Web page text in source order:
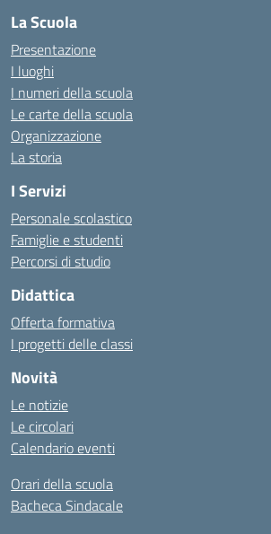
La Scuola
Presentazione
I luoghi
I numeri della scuola
Le carte della scuola
Organizzazione
La storia
I Servizi
Personale scolastico
Famiglie e studenti
Percorsi di studio
Didattica
Offerta formativa
I progetti delle classi
Novità
Le notizie
Le circolari
Calendario eventi
Orari della scuola
Bacheca Sindacale